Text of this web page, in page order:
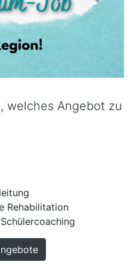
welches Angebot zu
Rehabilitation